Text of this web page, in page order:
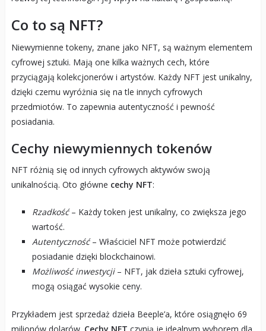
Co to są NFT?
Niewymienne tokeny, znane jako NFT, są ważnym elementem
cyfrowej sztuki. Mają one kilka ważnych cech, które
przyciągają kolekcjonerów i artystów. Każdy NFT jest unikalny,
dzięki czemu wyróżnia się na tle innych cyfrowych
przedmiotów. To zapewnia autentyczność i pewność
posiadania.
Cechy niewymiennych tokenów
NFT różnią się od innych cyfrowych aktywów swoją
unikalnością. Oto główne cechy NFT:
Rzadkość– Każdy token jest unikalny, co zwiększa jego
wartość.
Autentyczność– Właściciel NFT może potwierdzić
posiadanie dzięki blockchainowi.
Możliwość inwestycji– NFT, jak dzieła sztuki cyfrowej,
mogą osiągać wysokie ceny.
Przykładem jest sprzedaż dzieła Beeple’a, które osiągnęło 69